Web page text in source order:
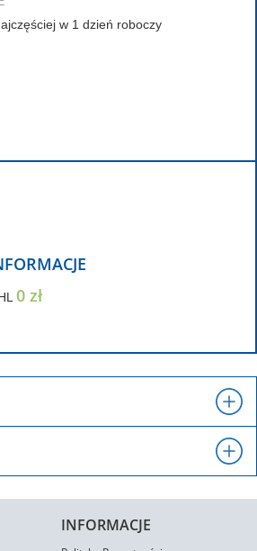
w 1 dzień roboczy
0 zł
INFORMACJE